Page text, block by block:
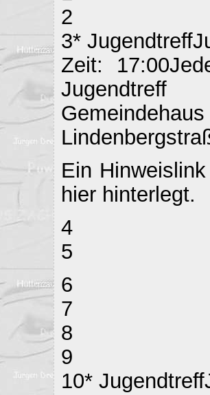
2
3*
Zeit:
Jugendtreff
Ein
hier hinterlegt.
4
5
6
7
8
9
10*